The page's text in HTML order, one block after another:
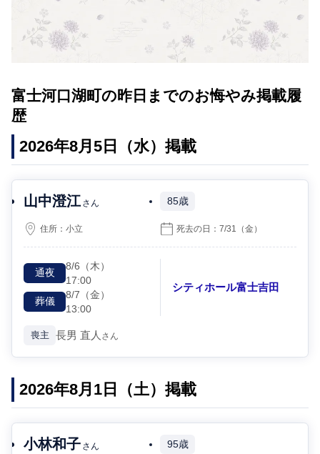
富士河口湖町の昨日までのお悔やみ掲載履
歴
2026年8月5日（水）掲載
山中澄江 さん 85歳
住所：小立 死去の日：7/31 （金）
通夜
8/6 （木）
17:00
葬儀
8/7 （金）
13:00
シティホール富士吉田
喪主 長男 直人 さん
2026年8月1日（土）掲載
小林和子 さん 95歳